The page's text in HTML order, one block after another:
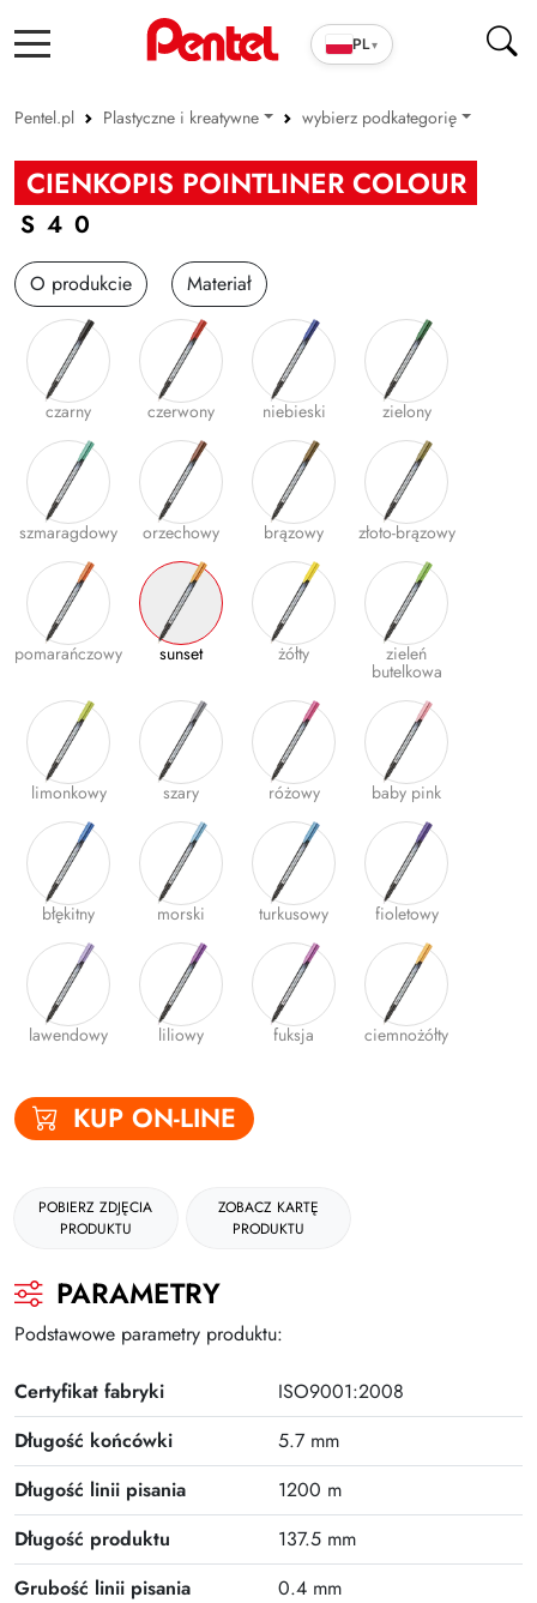
PL▾
Pentel.pl Plastyczne i kreatywne
Produkty szkolno-biurowe
Cienkopisy i pióra ENERGEL
Wkłady
Markery
Zakreślacze
Cienkopisy i Kaligrafia
Korektory
Ołówki i grafity
Gumki
Kleje
Plastyczne i kreatywne
Organizacja dokumentów
Produkty upominkowe
EKO-RECYCOLOGY
Wyprawka szkolna
Nożyczki
Zszywacze | Zszywki
Kamuflaż dokumentów
Zero Max Teczka Skoroszytowa
wybierz podkategorię
Pastele
Kredki
Pędzelki/Brush peny
Zestawy kreatywne
CIENKOPIS POINTLINER COLOUR
S40
O produkcie Materiał
czarny czerwony niebieski zielony
szmaragdowy orzechowy brązowy złoto-brązowy
pomarańczowy sunset żółty zieleń
butelkowa
limonkowy szary różowy baby pink
błękitny morski turkusowy fioletowy
lawendowy liliowy fuksja ciemnożółty
KUP ON-LINE
POBIERZ ZDJĘCIA
PRODUKTU
ZOBACZ KARTĘ
PRODUKTU
PARAMETRY
Podstawowe parametry produktu:
Certyfikat fabryki
ISO9001:2008
Długość końcówki
5.7 mm
Długość linii pisania
1200 m
Długość produktu
137.5 mm
Grubość linii pisania
0.4 mm